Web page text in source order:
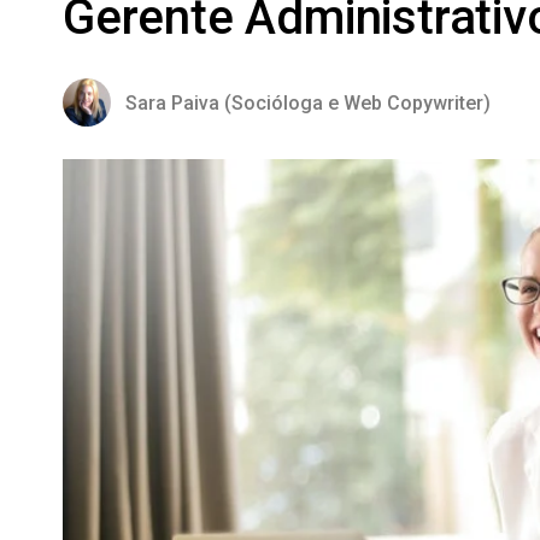
Gerente
Sara Paiva (Socióloga e Web Copywriter)